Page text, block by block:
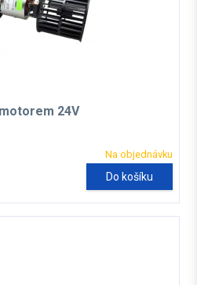
24V
Na objednávku
Do košíku